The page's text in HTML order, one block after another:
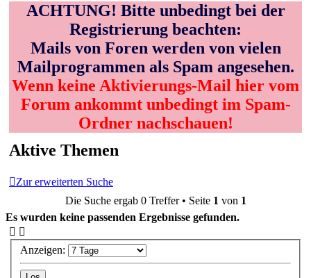
ACHTUNG! Bitte unbedingt bei der
Registrierung beachten:
Mails von Foren werden von vielen
Mailprogrammen als Spam angesehen.
Wenn keine Aktivierungs-Mail hier vom
Forum ankommt unbedingt im Spam-
Ordner nachschauen!
Aktive Themen
Zur erweiterten Suche
Die Suche ergab 0 Treffer • Seite 1 von 1
Es wurden keine passenden Ergebnisse gefunden.
Anzeigen: